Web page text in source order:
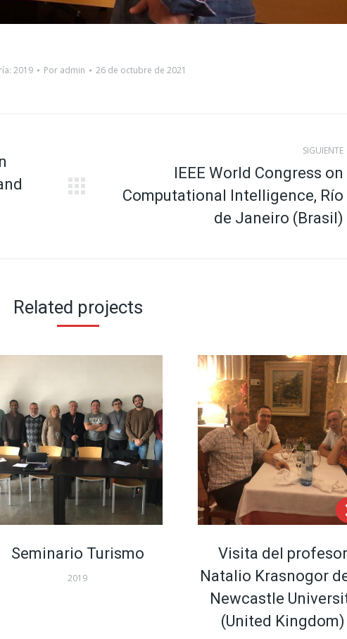
2019 Por admin 26 de octubre de 2021
SIGUIENTE
Proyecto
IEEE World Congress on
Computational Intelligence, Río
de Janeiro (Brasil)
Related projects
Seminario Turismo
2019
Visita del profesor
Natalio Krasnogor
Newcastle
(United Kingdom)